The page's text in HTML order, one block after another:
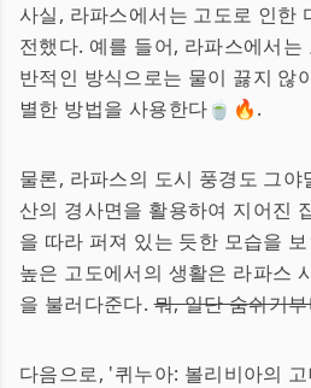
사실, 라파스에서는 고도로 인한
전했다. 예를 들어, 라파스에서는
반적인 방식으로는 물이 끓지 않
별한 방법을 사용한다🍵🔥.
물론, 라파스의 도시 풍경도 그
산의 경사면을 활용하여 지어진
을 따라 퍼져 있는 듯한 모습을
높은 고도에서의 생활은 라파스
을 불러다준다.뭐, 일단 숨쉬기
다음으로, '퀴누아: 볼리비아의